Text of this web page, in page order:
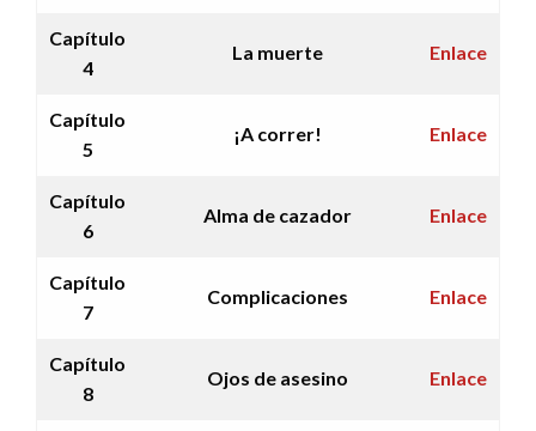
Capítulo
4
La muerte Enlace
Capítulo
5
¡A correr! Enlace
Capítulo
6
Alma de cazador Enlace
Capítulo
7
Complicaciones Enlace
Capítulo
8
Ojos de asesino Enlace